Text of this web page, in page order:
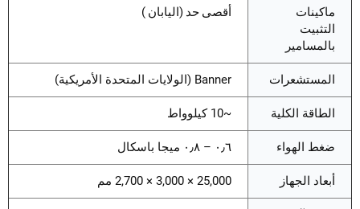
ماكينات
التثبيت
بالمسامير
أقصى حد ( اليابان)
المستشعرات Banner (الولايات المتحدة الأمريكية)
الطاقة الكلية
ضغط الهواء
أبعاد الجهاز 25,000 × 3,000 × 2,700 مم